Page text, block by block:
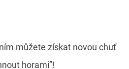
můžete získat novou chuť
horami”!